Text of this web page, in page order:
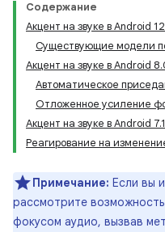
Содержание
Акцент на звуке в Android
Существующие модели
Акцент на звуке в Android
Автоматическое
Отложенное усиление
Акцент на звуке в Android
Реагирование на
Примечание: Если вы
рассмотрите
фокусом аудио, вызвав